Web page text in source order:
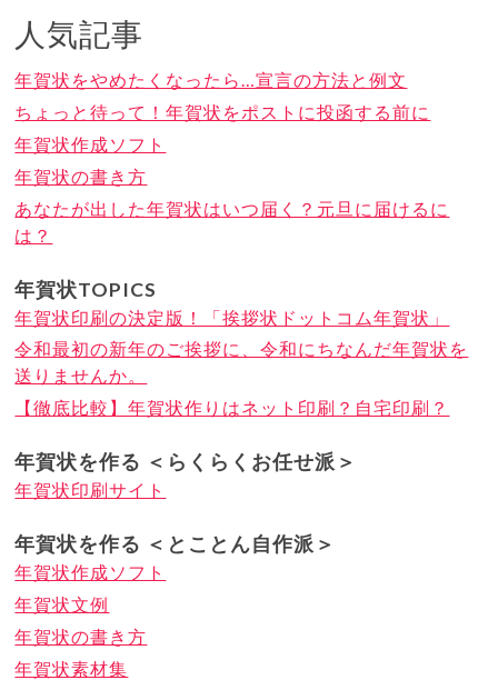
人気記事
年賀状をやめたくなったら…宣言の方法と例文
ちょっと待って！年賀状をポストに投函する前に
年賀状作成ソフト
年賀状の書き方
あなたが出した年賀状はいつ届く？元旦に届けるに
は？
年賀状TOPICS
年賀状印刷の決定版！「挨拶状ドットコム年賀状」
令和最初の新年のご挨拶に、令和にちなんだ年賀状を
送りませんか。
【徹底比較】年賀状作りはネット印刷？自宅印刷？
年賀状を作る ＜らくらくお任せ派＞
年賀状印刷サイト
年賀状を作る ＜とことん自作派＞
年賀状作成ソフト
年賀状文例
年賀状の書き方
年賀状素材集